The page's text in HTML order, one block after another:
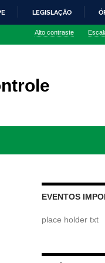
LEGISLAÇÃO
Alto contraste
EVENTOS
place holder txt